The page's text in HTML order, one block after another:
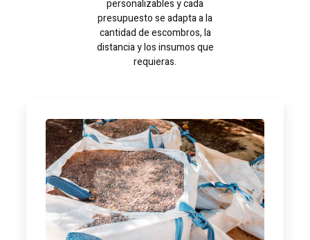
personalizables y cada
presupuesto se adapta a la
cantidad de escombros, la
distancia y los insumos que
requieras.